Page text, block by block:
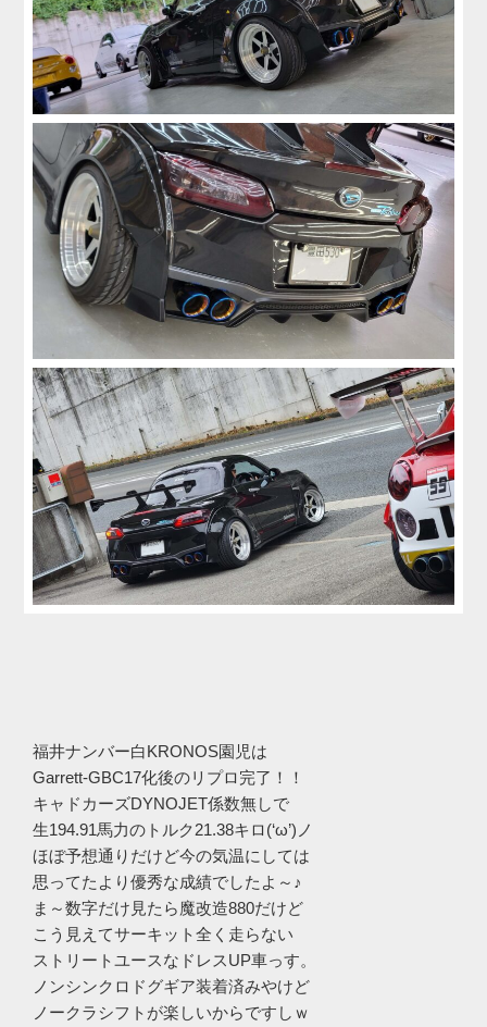
福井ナンバー白KRONOS園児は
Garrett-GBC17化後のリプロ完了！！
キャドカーズDYNOJET係数無しで
生194.91馬力のトルク21.38キロ(‘ω’)ノ
ほぼ予想通りだけど今の気温にしては
思ってたより優秀な成績でしたよ～♪
ま～数字だけ見たら魔改造880だけど
こう見えてサーキット全く走らない
ストリートユースなドレスUP車っす。
ノンシンクロドグギア装着済みやけど
ノークラシフトが楽しいからですしｗ